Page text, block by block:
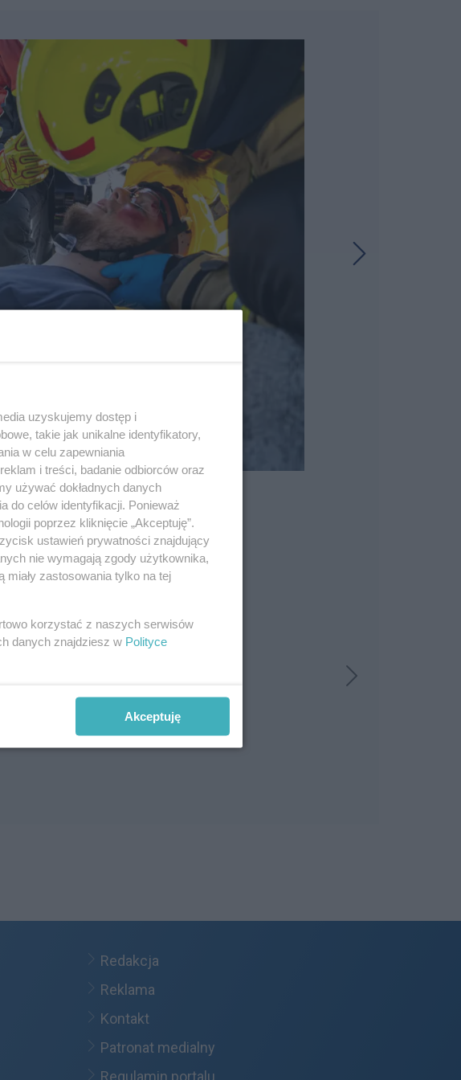
Redakcja
Reklama
Kontakt
Patronat medialny
Regulamin portalu
uzyskujemy dostęp i
takie jak unikalne identyfikatory,
w celu zapewniania
i treści, badanie odbiorców oraz
używać dokładnych danych
do celów identyfikacji. Ponieważ
poprzez kliknięcie „Akceptuję”.
ustawień prywatności znajdujący
nie wymagają zgody użytkownika,
zastosowania tylko na tej
korzystać z naszych serwisów
danych znajdziesz w Polityce
Akceptuję